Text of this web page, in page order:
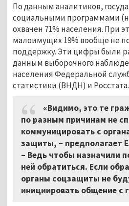
По данным аналитиков,
социальными программами
охвачен 71% населения. При
малоимущих 19% вообще не
поддержку. Эти цифры были
данным выборочного
населения Федеральной
статистики (ВНДН) и Росстата.
«Видимо, это те
по разным причинам не
коммуницировать с
защиты, – предполагает
– Ведь чтобы назначили
ней обратиться. Если
органы соцзащиты не
инициировать общение с